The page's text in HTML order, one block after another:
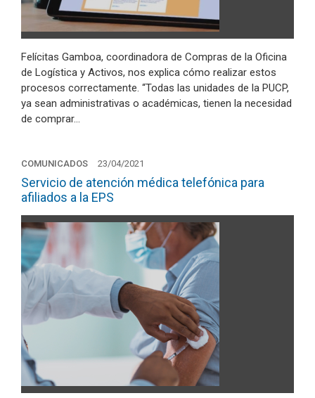
Felícitas Gamboa, coordinadora de Compras de la Oficina
de Logística y Activos, nos explica cómo realizar estos
procesos correctamente. “Todas las unidades de la PUCP,
ya sean administrativas o académicas, tienen la necesidad
de comprar…
COMUNICADOS 23/04/2021
Servicio de atención médica telefónica para
afiliados a la EPS